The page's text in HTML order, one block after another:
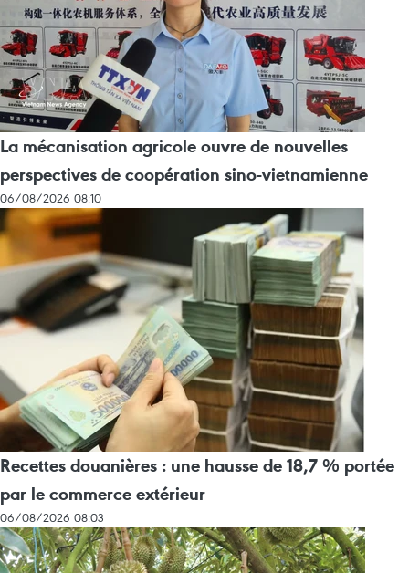
La mécanisation agricole ouvre de nouvelles
perspectives de coopération sino-vietnamienne
06/08/2026 08:10
Recettes douanières : une hausse de 18,7 % portée
par le commerce extérieur
06/08/2026 08:03